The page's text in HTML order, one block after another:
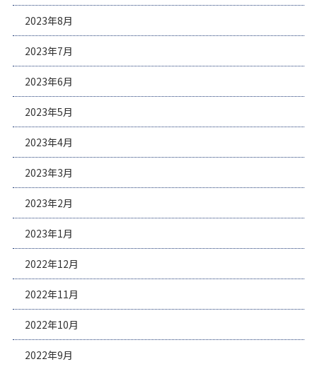
2023年8月
2023年7月
2023年6月
2023年5月
2023年4月
2023年3月
2023年2月
2023年1月
2022年12月
2022年11月
2022年10月
2022年9月